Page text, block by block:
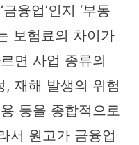
융업’인지 ‘부동
보험료의 차이가
면 사업 종류의
, 재해 발생의 위험
등을 종합적으로
서 원고가 금융업